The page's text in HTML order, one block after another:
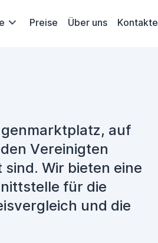
Preise Über uns Kontakte
auf
Vereinigten
Wir bieten eine
für die
und die